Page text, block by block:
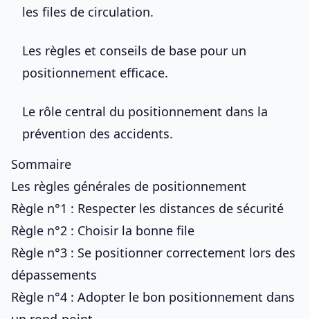
les files de circulation.
Les règles et conseils de base pour un
positionnement efficace.
Le rôle central du positionnement dans la
prévention des accidents.
Sommaire
Les règles générales de positionnement
Règle n°1 : Respecter les distances de sécurité
Règle n°2 : Choisir la bonne file
Règle n°3 : Se positionner correctement lors des
dépassements
Règle n°4 : Adopter le bon positionnement dans